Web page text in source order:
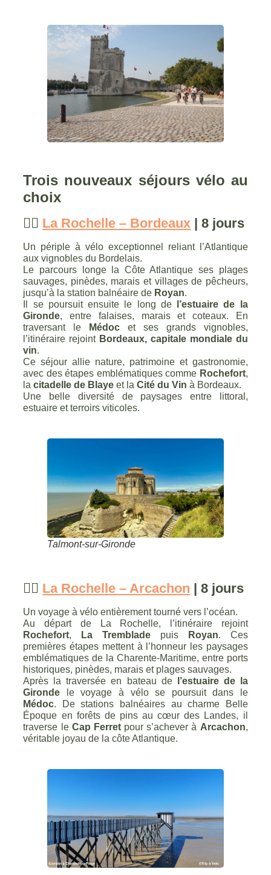
Trois nouveaux séjours vélo au
choix
🚴‍♂️ La Rochelle – Bordeaux | 8 jours
Un périple à vélo exceptionnel reliant l’Atlantique
aux vignobles du Bordelais.
Le parcours longe la Côte Atlantique ses plages
sauvages, pinèdes, marais et villages de pêcheurs,
jusqu’à la station balnéaire de Royan.
Il se poursuit ensuite le long de
l’estuaire de la
Gironde, entre falaises, marais et coteaux. En
traversant le
Médoc et ses grands vignobles,
l’itinéraire rejoint Bordeaux, capitale mondiale du
vin.
Ce séjour allie nature, patrimoine et gastronomie,
avec des étapes emblématiques comme Rochefort,
lacitadelle de Blaye et laCité du Vin à Bordeaux.
Une belle diversité de paysages entre littoral,
estuaire et terroirs viticoles.
Talmont-sur-Gironde
🚴‍♀️ La Rochelle – Arcachon | 8 jours
Un voyage à vélo entièrement tourné vers l’océan.
Au départ de La Rochelle, l’itinéraire rejoint
Rochefort, La Tremblade puis Royan. Ces
premières étapes mettent à l’honneur les paysages
emblématiques de la Charente-Maritime, entre ports
historiques, pinèdes, marais et plages sauvages.
Après la traversée en bateau de
l’estuaire de la
Gironde le voyage à vélo se poursuit dans le
Médoc. De stations balnéaires au charme Belle
Époque en forêts de pins au cœur des Landes, il
traverse le Cap Ferretpour s’achever à Arcachon,
véritable joyau de la côte Atlantique.